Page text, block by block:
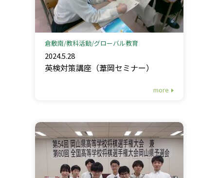
倉敷南 教科活動 グローバル教育
2024.5.28
英検対策講座（葦岡セミナー）
more